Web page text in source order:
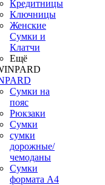
Кредитницы
Ключницы
Женские
Сумки и
Клатчи
Ещё
Сумки на
пояс
Рюкзаки
Сумки
сумки
дорожные/
чемоданы
Сумки
формата А4